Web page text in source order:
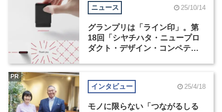
ニュース 25/10/14
グランプリは「ライン印」。第
18回「シヤチハタ・ニュープロ
ダクト・デザイン・コンペティ
インタビュー 25/4/18
モノに限らない「つながるしる
PR